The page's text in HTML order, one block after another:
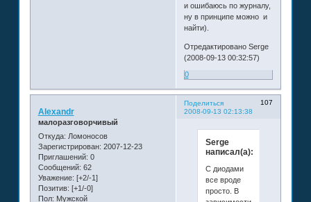
и ошибаюсь по журналу,
ну в принципе можно и
найти).
Отредактировано Serge
(2008-09-13 00:32:57)
0
Поделиться
107
2008-09-13 02:13:38
Alexandr
малоразговорчивый
Откуда: Ломоносов
Зарегистрирован: 2007-12-23
Приглашений: 0
Сообщений: 62
Уважение: [+2/-1]
Позитив: [+1/-0]
Пол: Мужской
Serge
написал(а):
С диодами
все вроде
просто. В